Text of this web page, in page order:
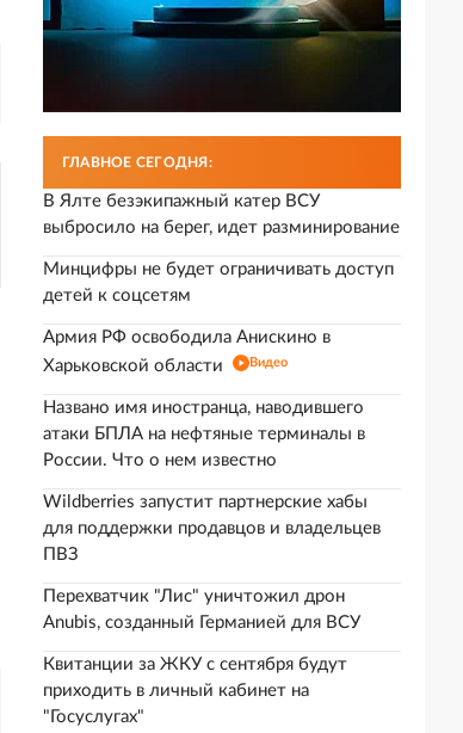
ГЛАВНОЕ СЕГОДНЯ:
В Ялте безэкипажный катер ВСУ
выбросило на берег, идет разминирование
Минцифры не будет ограничивать доступ
детей к соцсетям
Армия РФ освободила Анискино в
Харьковской области
Видео
Названо имя иностранца, наводившего
атаки БПЛА на нефтяные терминалы в
России. Что о нем известно
Wildberries запустит партнерские хабы
для поддержки продавцов и владельцев
ПВЗ
Перехватчик "Лис" уничтожил дрон
Anubis, созданный Германией для ВСУ
Квитанции за ЖКУ с сентября будут
приходить в личный кабинет на
"Госуслугах"